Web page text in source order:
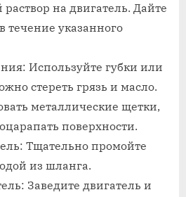
на двигатель. Дайте
течение указанного
Используйте губки или
стереть грязь и масло.
металлические щетки,
поверхности.
Тщательно промойте
из шланга.
Заведите двигатель и